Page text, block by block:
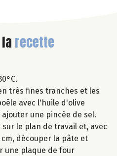
recette
très fines tranches et les
avec l'huile d'olive
une pincée de sel.
le plan de travail et, avec
découper la pâte et
une plaque de four